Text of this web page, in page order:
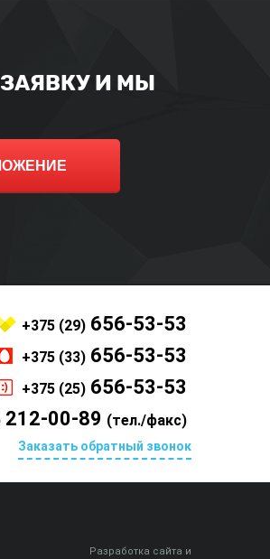
И МЫ
+375 (29)656-53-53
+375 (33)656-53-53
+375 (25)656-53-53
212-00-89 (тел./факс)
Заказать обратный звонок
Разработка сайта и